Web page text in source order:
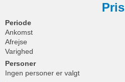
Pris
Periode
Ankomst
Afrejse
Varighed
Personer
Ingen personer er valgt